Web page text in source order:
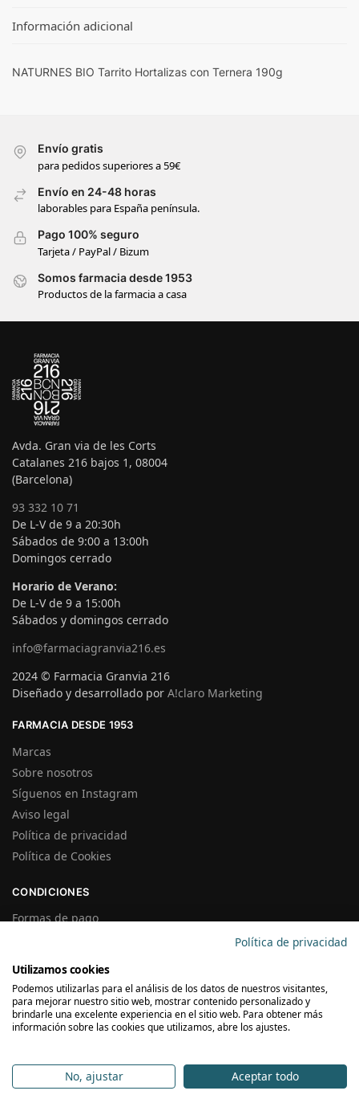
Información adicional
NATURNES BIO Tarrito Hortalizas con Ternera 190g
Envío gratis
para pedidos superiores a 59€
Envío en 24-48 horas
laborables para España península.
Pago 100% seguro
Tarjeta / PayPal / Bizum
Somos farmacia desde 1953
Productos de la farmacia a casa
Avda. Gran via de les Corts
Catalanes 216 bajos 1, 08004
(Barcelona)
93 332 10 71
De L-V de 9 a 20:30h
Sábados de 9:00 a 13:00h
Domingos cerrado
Horario de Verano:
De L-V de 9 a 15:00h
Sábados y domingos cerrado
info@farmaciagranvia216.es
2024 © Farmacia Granvia 216
Diseñado y desarrollado por A!claro Marketing
FARMACIA DESDE 1953
Marcas
Sobre nosotros
Síguenos en Instagram
Aviso legal
Política de privacidad
Política de Cookies
CONDICIONES
Formas de pago
Precios y Disponibilidad
Garantías y Devoluciones
SUSCRÍBETE A LA NEWSLETTER
Política de privacidad
Utilizamos cookies
Podemos utilizarlas para el análisis de los datos de nuestros visitantes,
para mejorar nuestro sitio web, mostrar contenido personalizado y
brindarle una excelente experiencia en el sitio web. Para obtener más
información sobre las cookies que utilizamos, abre los ajustes.
No, ajustar Aceptar todo